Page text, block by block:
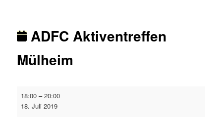
ADFC Aktiventreffen
Mülheim
Aktiventreffen
Mülheim
18:00 –20:00
18. Juli 2019